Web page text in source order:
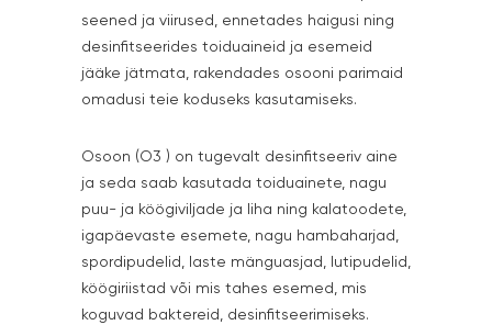
seened ja viirused, ennetades haigusi ning
desinfitseerides toiduaineid ja esemeid
jääke jätmata, rakendades osooni parimaid
omadusi teie koduseks kasutamiseks.
Osoon (O3 ) on tugevalt desinfitseeriv aine
ja seda saab kasutada toiduainete, nagu
puu- ja köögiviljade ja liha ning kalatoodete,
igapäevaste esemete, nagu hambaharjad,
spordipudelid, laste mänguasjad, lutipudelid,
köögiriistad või mis tahes esemed, mis
koguvad baktereid, desinfitseerimiseks.